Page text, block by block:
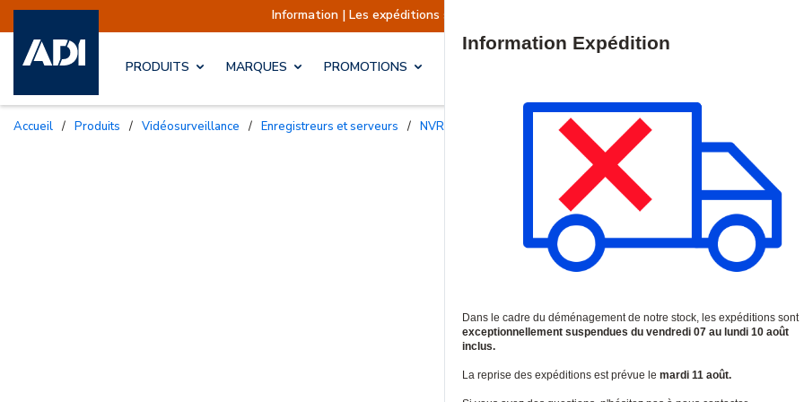
Information | Les expéditions sont actuellement suspendues Reprise prévue le
PRODUITS MARQUES PROMOTIONS
Accueil / Produits / Vidéosurveillance / Enregistreurs et serveurs / NVRs